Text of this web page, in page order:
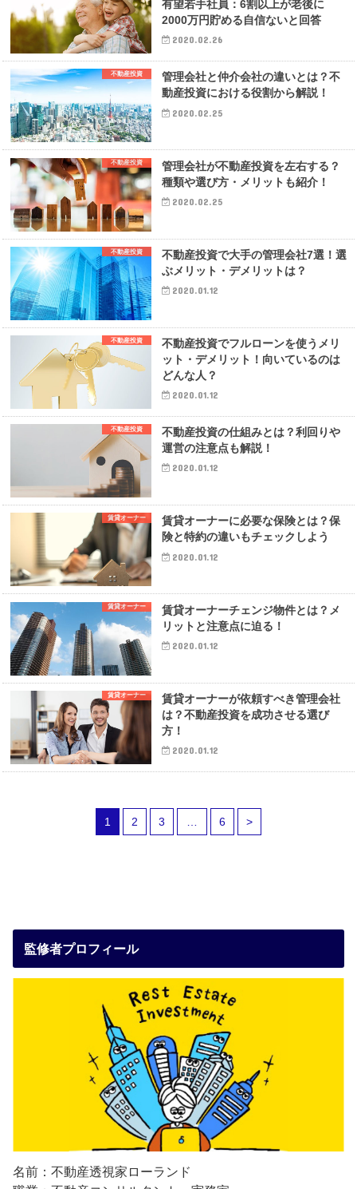
有望若手社員：6割以上が老後に
2000万円貯める自信ないと回答
2020.02.26
不動産投資
管理会社と仲介会社の違いとは？不
動産投資における役割から解説！
2020.02.25
不動産投資
管理会社が不動産投資を左右する？
種類や選び方・メリットも紹介！
2020.02.25
不動産投資
不動産投資で大手の管理会社7選！選
ぶメリット・デメリットは？
2020.01.12
不動産投資
不動産投資でフルローンを使うメリ
ット・デメリット！向いているのは
どんな人？
2020.01.12
不動産投資
不動産投資の仕組みとは？利回りや
運営の注意点も解説！
2020.01.12
賃貸オーナー
賃貸オーナーに必要な保険とは？保
険と特約の違いもチェックしよう
2020.01.12
賃貸オーナー
賃貸オーナーチェンジ物件とは？メ
リットと注意点に迫る！
2020.01.12
賃貸オーナー
賃貸オーナーが依頼すべき管理会社
は？不動産投資を成功させる選び
方！
2020.01.12
1 2 3 … 6 >
監修者プロフィール
名前：不動産透視家ローランド